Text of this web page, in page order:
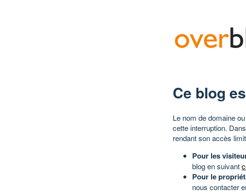
Ce blog
Le nom de domaine
cette interruption.
rendant son accès
Pour les
blog en suivant
Pour le
nous contacter